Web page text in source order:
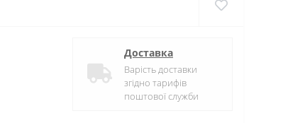
Доставка
Варість доставки
згідно тарифів
поштової служби